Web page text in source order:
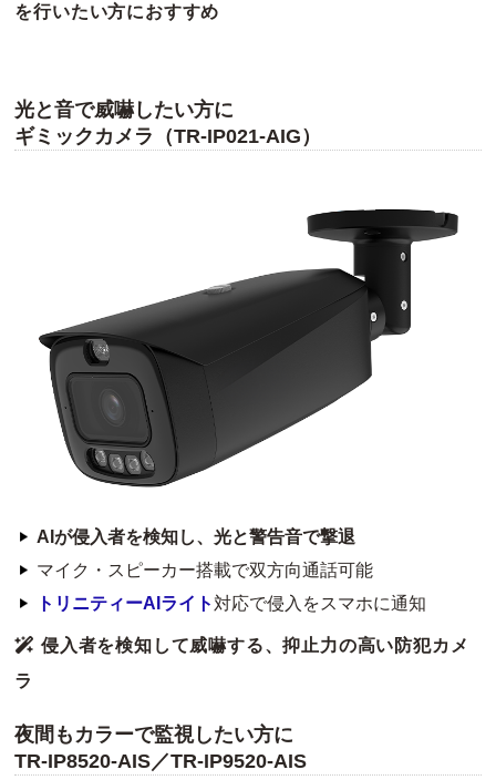
を行いたい方におすすめ
光と音で威嚇したい方に
ギミックカメラ（TR-IP021-AIG）
AIが侵入者を検知し、光と警告音で撃退
マイク・スピーカー搭載で双方向通話可能
トリニティーAIライト 対応で侵入をスマホに通知
侵入者を検知して威嚇する、抑止力の高い防犯カメ
ラ
夜間もカラーで監視したい方に
TR-IP8520-AIS／TR-IP9520-AIS